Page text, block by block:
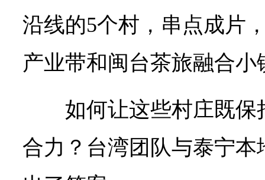
沿线的5个村，串点成片
产业带和闽台茶旅融合小
如何让这些村庄既
合力？台湾团队与泰宁